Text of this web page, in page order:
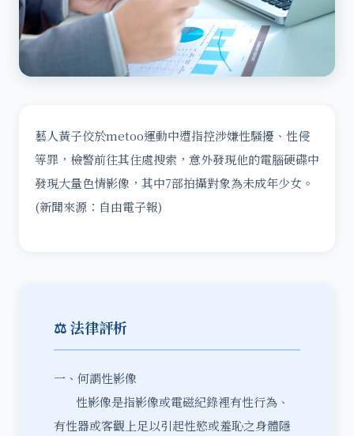
藝人黃子佼於metoo運動中遭指控涉嫌性騷擾、性侵
等罪，檢警前往其住處搜索，意外發現他的電腦硬碟中
發現大量色情影像，其中7部拍攝對象為未成年少女。
(新聞來源：自由電子報)
⚖️ 法律評析
一、何謂性影像
性影像是指影像或電磁紀錄裡有性行為、
有性器或客觀上足以引起性慾或羞恥之身體隱